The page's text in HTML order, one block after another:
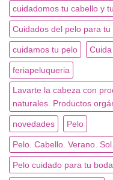
cuidadomos tu cabello y
Cuidados del pelo para tu
cuidamos tu pelo
feriapeluqueria
Lavarte la cabeza con
naturales. Productos
novedades Pelo
Pelo. Cabello. Verano.
Pelo cuidado para tu boda